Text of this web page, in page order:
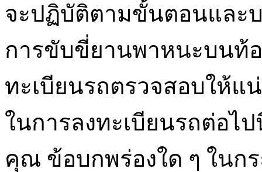
จะปฏิบัติตามขั้นตอนและ
การขับขี่ยานพาหนะบนท้
ทะเบียนรถตรวจสอบให้แ
ในการลงทะเบียนรถต่อไ
คุณ ข้อบกพร่องใด ๆ ในก